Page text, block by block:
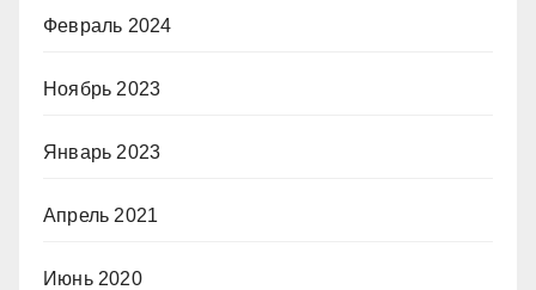
Февраль 2024
Ноябрь 2023
Январь 2023
Апрель 2021
Июнь 2020